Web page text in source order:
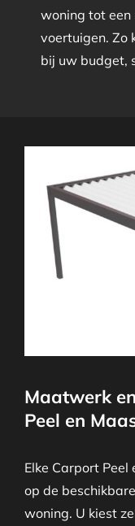
woning tot een
voertuigen. Zo
bij uw budget,
Maatwerk
Peel en
Elke Carport
op de
woning. U kiest